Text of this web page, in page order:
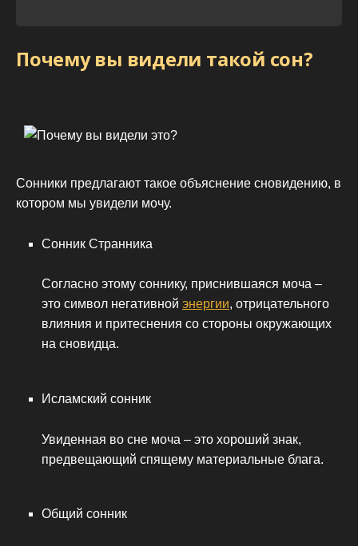
Почему вы видели такой сон?
Сонники предлагают такое объяснение сновидению, в
котором мы увидели мочу.
Сонник Странника
Согласно этому соннику, приснившаяся моча –
это символ негативной энергии, отрицательного
влияния и притеснения со стороны окружающих
на сновидца.
Исламский сонник
Увиденная во сне моча – это хороший знак,
предвещающий спящему материальные блага.
Общий сонник